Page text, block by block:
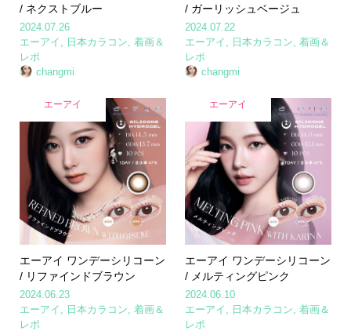
/ ネクストブルー
2024.07.26
エーアイ
日本カラコン 着画＆
レポ
changmi
/ ガーリッシュベージュ
2024.07.22
エーアイ
日本カラコン ,着画＆
レポ
changmi
エーアイ
エーアイ ワンデーシリコーン
/ リファインドブラウン
2024.06.23
エーアイ
日本カラコン 着画＆
レポ
エーアイ
エーアイ ワンデーシリコーン
/ メルティングピンク
2024.06.10
エーアイ
日本カラコン ,着画＆
レポ